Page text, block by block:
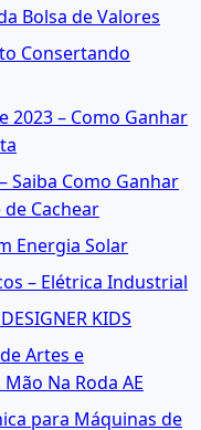
Bolsa de Valores
Consertando
2023 – Como Ganhar
Saiba Como Ganhar
Cachear
Energia Solar
– Elétrica Industrial
KIDS
Artes e
Na Roda AE
para Máquinas de